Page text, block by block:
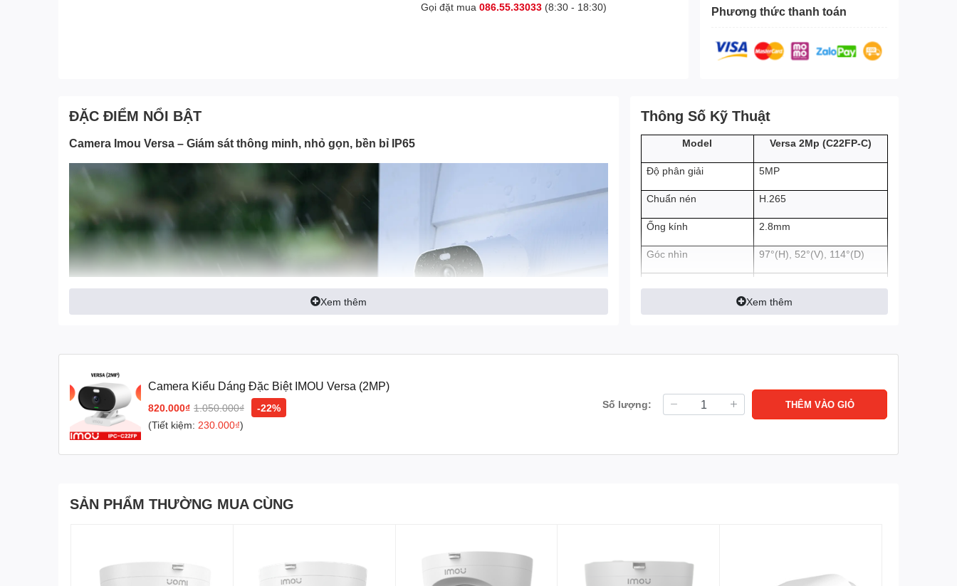
Gọi đặt mua 086.55.33033(8:30 - 18:30) Phương thức thanh toán
ĐẶC ĐIỂM NỔI BẬT
Camera Imou Versa – Giám sát thông minh, nhỏ gọn, bền bỉ IP65
Xem thêm
Thông Số Kỹ Thuật
Model Versa 2Mp (C22FP-C)
Độ phân giải 5MP
Chuẩn nén H.265
Ống kính 2.8mm
Góc nhìn 97°(H), 52°(V), 114°(D)
với công nghệ hồng ngoại
Lưu trữ
Hỗ trợ tối đa thẻ
Tích hợp
Mạng Lan
Phát hiện con người và thú
Xem thêm
Camera Kiểu Dáng Đặc Biệt IMOU Versa (2MP)
820.000₫ 1.050.000₫
-22%
(Tiết kiệm: 230.000₫)
Số lượng: THÊM VÀO GIỎ
SẢN PHẨM THƯỜNG MUA CÙNG